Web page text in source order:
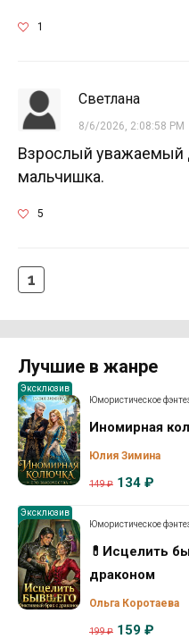
1
Светлана
8/6/2026, 2:08:58 PM
Взрослый уважаемый
мальчишка.
5
1
Лучшие в жанре
Эксклюзив
Юмористическое
Иномирная
Юлия Зимина
149 ₽ 134 ₽
Эксклюзив
Юмористическое
💊Исцелить
драконом
Ольга Коротаева
199 ₽ 159 ₽